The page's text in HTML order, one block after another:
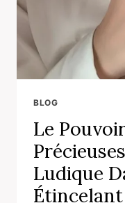
BLOG
Le
Ludique